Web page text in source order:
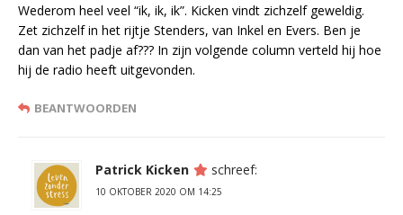
Wederom heel veel “ik, ik, ik”. Kicken vindt zichzelf geweldig.
Zet zichzelf in het rijtje Stenders, van Inkel en Evers. Ben je
dan van het padje af??? In zijn volgende column verteld hij hoe
hij de radio heeft uitgevonden.
BEANTWOORDEN
Patrick Kicken schreef:
10 OKTOBER 2020 OM 14:25